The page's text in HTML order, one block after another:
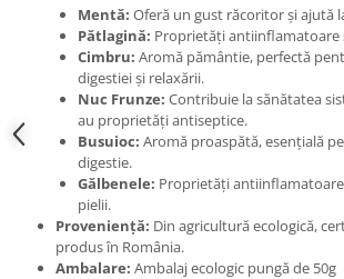
Mentă: Oferă un gust răcoritor și ajută
Pătlagină: Proprietăți antiinflamatoare
Cimbru: Aromă pământie, perfectă
digestiei și relaxării.
Nuc Frunze: Contribuie la sănătatea
au proprietăți antiseptice.
Busuioc: Aromă proaspătă, esențială
digestie.
Gălbenele: Proprietăți
pielii.
Proveniență: Din agricultură ecologică,
produs în România.
Ambalare: Ambalaj ecologic pungă de 50g